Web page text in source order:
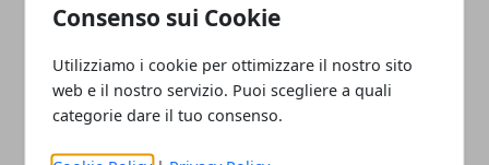
Consenso sui Cookie
Utilizziamo i cookie per ottimizzare il nostro sito
web e il nostro servizio. Puoi scegliere a quali
categorie dare il tuo consenso.
ARTICOLI CORRELATI